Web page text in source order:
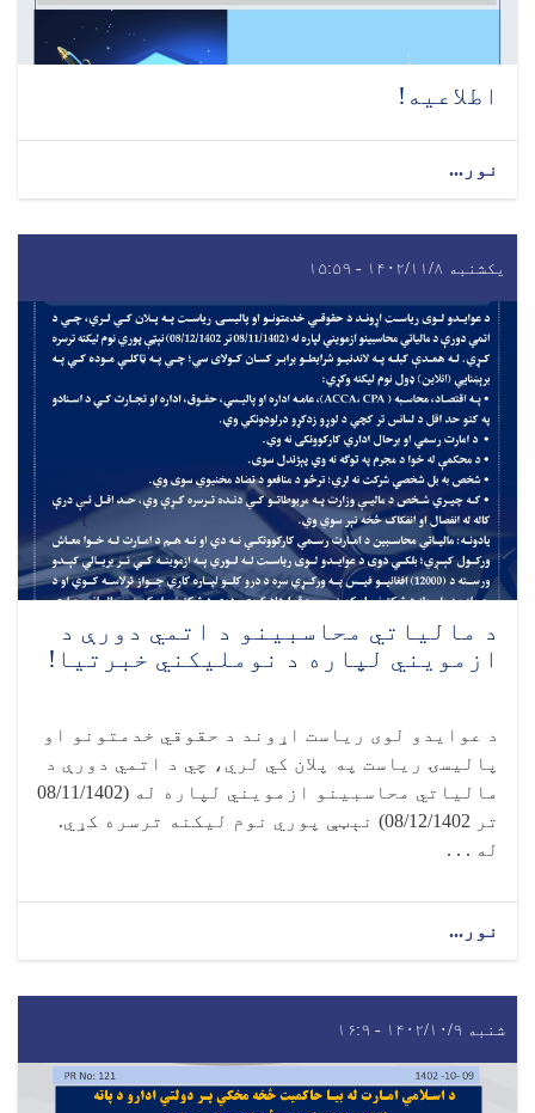
اطلاعیه!
نور...
یکشنبه ۱۴۰۲/۱۱/۸ - ۱۵:۵۹
د مالياتي محاسبينو د اتمي دورې د
ازمويني لپاره د نومليکني خبرتیا!
د عوایدو لوی ریاست اړوند د حقوقي خدمتونو او
پالیسۍ ریاست په پلان کي لري، چي د اتمي دورې د
مالیاتي محاسبینو ازمویني لپاره له (08/11/1402
تر 08/12/1402) نېټې پوري نوم لیکنه ترسره کړي.
له . . .
نور...
شنبه ۱۴۰۲/۱۰/۹ - ۱۶:۹